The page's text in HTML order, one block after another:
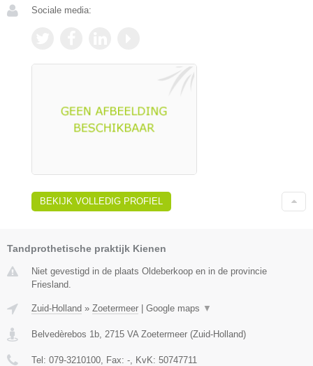
Sociale media:
BEKIJK VOLLEDIG PROFIEL
Tandprothetische praktijk Kienen
Niet gevestigd in de plaats Oldeberkoop en in de provincie
Friesland.
Zuid-Holland » Zoetermeer | Google maps ▼
Belvedèrebos 1b 2715 VA Zoetermeer (Zuid-Holland)
Tel: 079-3210100 , Fax: - , KvK: 50747711